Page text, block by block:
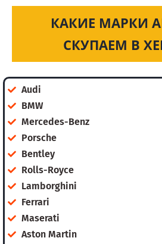
КАКИЕ МАРКИ
СКУПАЕМ В
Audi
BMW
Mercedes-Benz
Porsche
Bentley
Rolls-Royce
Lamborghini
Ferrari
Maserati
Aston Martin